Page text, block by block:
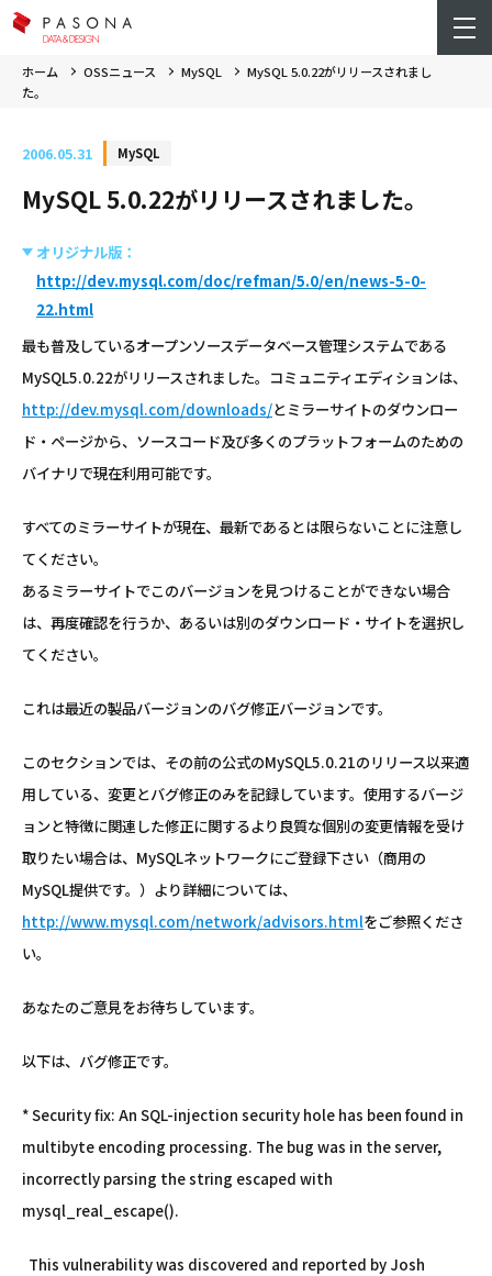
ホーム OSSニュース MySQL
MySQL 5.0.22がリリースされまし
た。
2006.05.31 MySQL
MySQL 5.0.22がリリースされました。
オリジナル版：
http://dev.mysql.com/doc/refman/5.0/en/news-5-0-
22.html
最も普及しているオープンソースデータベース管理システムである
MySQL5.0.22がリリースされました。コミュニティエディションは、
http://dev.mysql.com/downloads/とミラーサイトのダウンロー
ド・ページから、ソースコード及び多くのプラットフォームのための
バイナリで現在利用可能です。
すべてのミラーサイトが現在、最新であるとは限らないことに注意し
てください。
あるミラーサイトでこのバージョンを見つけることができない場合
は、再度確認を行うか、あるいは別のダウンロード・サイトを選択し
てください。
これは最近の製品バージョンのバグ修正バージョンです。
このセクションでは、その前の公式のMySQL5.0.21のリリース以来適
用している、変更とバグ修正のみを記録しています。使用するバージ
ョンと特徴に関連した修正に関するより良質な個別の変更情報を受け
取りたい場合は、MySQLネットワークにご登録下さい（商用の
MySQL提供です。）より詳細については、
http://www.mysql.com/network/advisors.htmlをご参照くださ
い。
あなたのご意見をお待ちしています。
以下は、バグ修正です。
* Security fix: An SQL-injection security hole has been found in
multibyte encoding processing. The bug was in the server,
incorrectly parsing the string escaped with
mysql_real_escape().
This vulnerability was discovered and reported by Josh